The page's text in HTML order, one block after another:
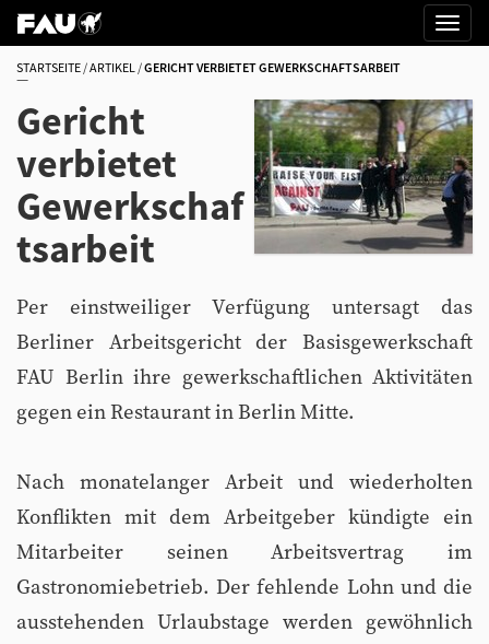
STARTSEITE ARTIKEL GERICHT VERBIETET GEWERKSCHAFTSARBEIT
Gericht
verbietet
Gewerkschaf
tsarbeit
Per einstweiliger Verfügung untersagt das
Berliner Arbeitsgericht der Basisgewerkschaft
FAU Berlin ihre gewerkschaftlichen Aktivitäten
gegen ein Restaurant in Berlin Mitte.
Nach monatelanger Arbeit und wiederholten
Konflikten mit dem Arbeitgeber kündigte ein
Mitarbeiter seinen Arbeitsvertrag im
Gastronomiebetrieb. Der fehlende Lohn und die
ausstehenden Urlaubstage werden gewöhnlich